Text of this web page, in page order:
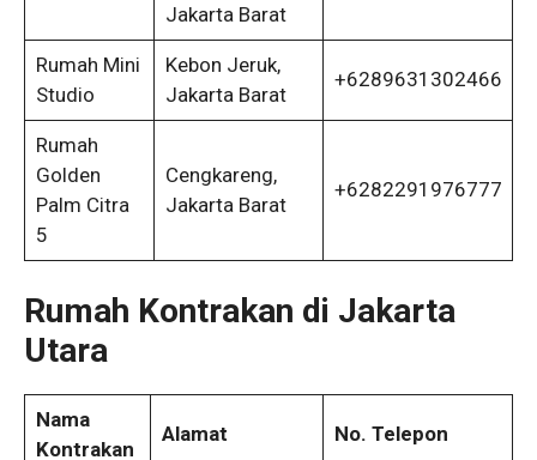
Jakarta Barat
Rumah Mini
Studio
Kebon Jeruk,
Jakarta Barat
+6289631302466
Rumah
Golden
Palm Citra
5
Cengkareng,
Jakarta Barat
+6282291976777
Rumah Kontrakan di Jakarta
Utara
Nama
Kontrakan
Alamat No. Telepon